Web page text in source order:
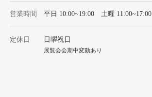
営業時間 平日 10:00~19:00 土曜 11:00~17:00
定休日 日曜祝日
展覧会会期中変動あり